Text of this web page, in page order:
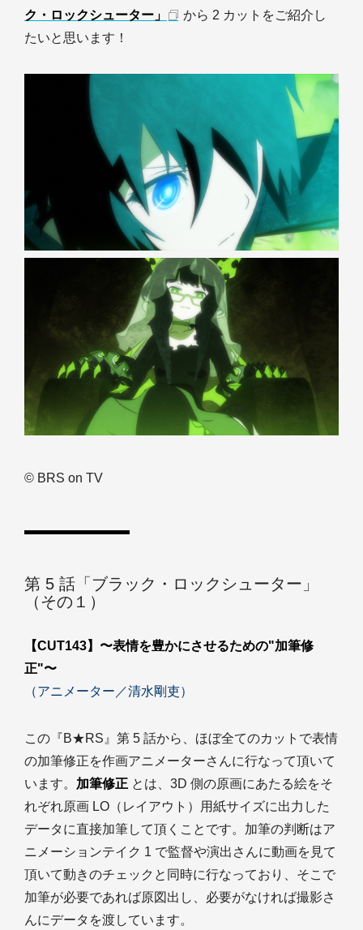
ク・ロックシューター」
から 2 カットをご紹介し
たいと思います！
© BRS on TV
第 5 話「ブラック・ロックシューター」
（その１）
【CUT143】〜表情を豊かにさせるための"加筆修
正"〜
（アニメーター／清水剛吏）
この『B★RS』第 5 話から、ほぼ全てのカットで表情
の加筆修正を作画アニメーターさんに行なって頂いて
います。 加筆修正 とは、3D 側の原画にあたる絵をそ
れぞれ原画 LO（レイアウト）用紙サイズに出力した
データに直接加筆して頂くことです。加筆の判断はア
ニメーションテイク 1 で監督や演出さんに動画を見て
頂いて動きのチェックと同時に行なっており、そこで
加筆が必要であれば原図出し、必要がなければ撮影さ
んにデータを渡しています。